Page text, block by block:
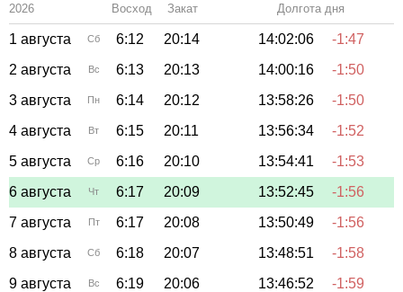
2026 Восход Закат Долгота дня
1 августа Сб 6:12 20:14 14:02:06
-1:47
2 августа
Вс 6:13 20:13 14:00:16
-1:50
3 августа
Пн 6:14 20:12 13:58:26
-1:50
4 августа
Вт 6:15 20:11 13:56:34
-1:52
5 августа
Ср 6:16 20:10 13:54:41
-1:53
6 августа
Чт 6:17 20:09 13:52:45
-1:56
7 августа
Пт 6:17 20:08 13:50:49
-1:56
8 августа
Сб 6:18 20:07 13:48:51
-1:58
9 августа
Вс 6:19 20:06 13:46:52
-1:59